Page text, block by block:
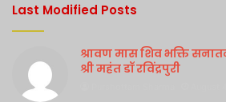
Last Modified Posts
श्रावण मास शिव भक्ति
श्री महंत डॉ रविंद्रपुरी